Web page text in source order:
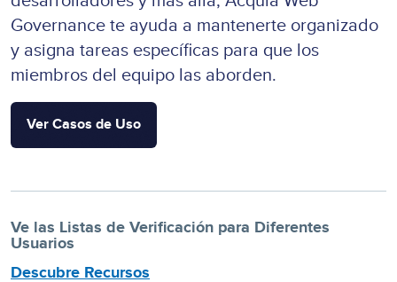
Governance te ayuda a mantenerte organizado
y asigna tareas específicas para que los
miembros del equipo las aborden.
Ver Casos de Uso
Ve las Listas de Verificación para Diferentes
Usuarios
Descubre Recursos